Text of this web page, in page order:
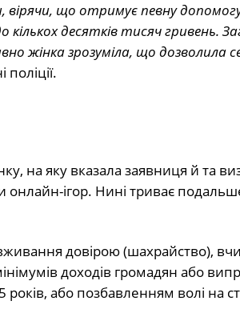
що отримує певну
кількох десятків тисяч гривень.
жінка зрозуміла, що дозволила
на яку вказала заявниця й та
ігор. Нині триває
довірою (шахрайство),
доходів громадян або
або позбавленням волі на